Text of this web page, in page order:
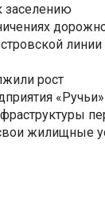
заселению
линии
рост
«Ручьи»
жилищные